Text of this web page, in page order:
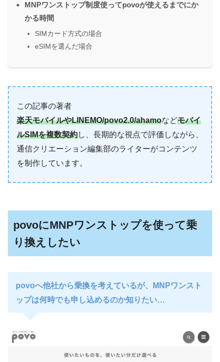
MNPワンストップ制度使ってpovoが使えるまでにか
かる時間
SIMカード方式の場合
eSIMを選んだ場合
この記事の著者
楽天モバイルやLINEMO/povo2.0/ahamoなどモバイ
ルSIMを複数契約し、長期的な視点で評価しながら、
通信クリエーション編集部のライターがコンテンツ
を制作しています。
povoにMNPワンストップを使って乗
り換えしたい
povoへ他社から乗換を考えているが、MNPワンスト
ップは何時でも申し込めるのか知りたい…